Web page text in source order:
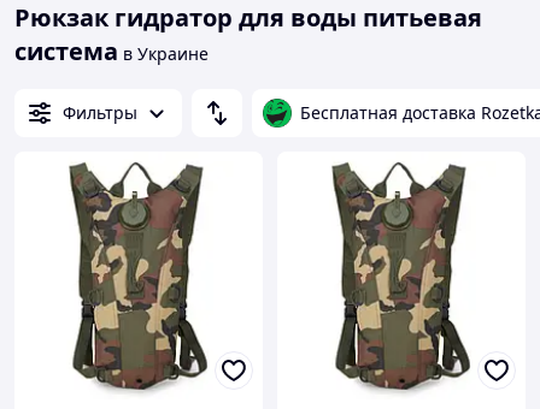
Рюкзак гидратор для воды питьевая
система в Украине
Фильтры Бесплатная доставка